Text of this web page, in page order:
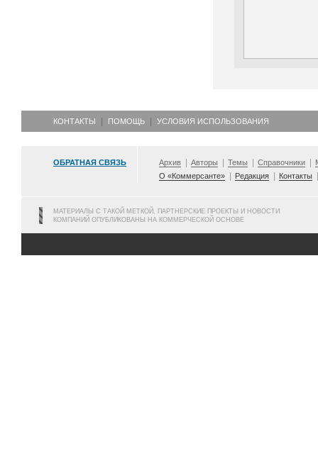
КОНТАКТЫ ПОМОЩЬ УСЛОВИЯ ИСПОЛЬЗОВАНИЯ
ОБРАТНАЯ СВЯЗЬ Архив Авторы Темы Справочники
О «Коммерсанте»
Редакция Контакты
МАТЕРИАЛЫ С ТАКОЙ МЕТКОЙ, ПАРТНЕРСКИЕ ПРОЕКТЫ И НОВОСТИ
КОМПАНИЙ ОПУБЛИКОВАНЫ НА КОММЕРЧЕСКОЙ ОСНОВЕ